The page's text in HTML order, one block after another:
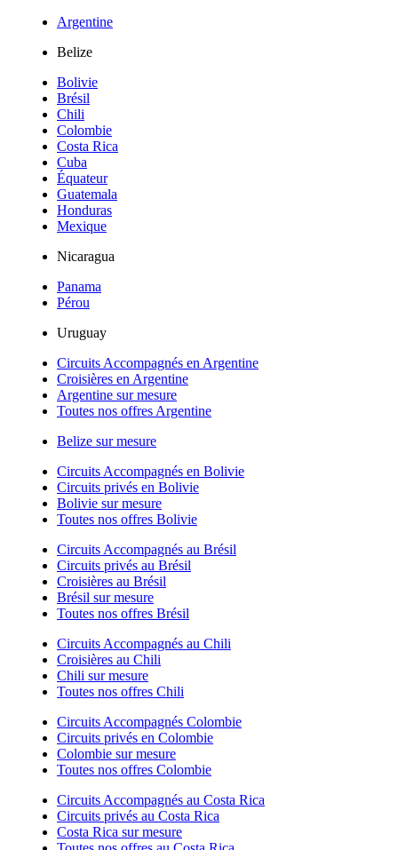
Argentine
Belize
Bolivie
Brésil
Chili
Colombie
Costa Rica
Cuba
Équateur
Guatemala
Honduras
Mexique
Nicaragua
Panama
Pérou
Uruguay
Circuits Accompagnés en Argentine
Croisières en Argentine
Argentine sur mesure
Toutes nos offres Argentine
Belize sur mesure
Circuits Accompagnés en Bolivie
Circuits privés en Bolivie
Bolivie sur mesure
Toutes nos offres Bolivie
Circuits Accompagnés au Brésil
Circuits privés au Brésil
Croisières au Brésil
Brésil sur mesure
Toutes nos offres Brésil
Circuits Accompagnés au Chili
Croisières au Chili
Chili sur mesure
Toutes nos offres Chili
Circuits Accompagnés Colombie
Circuits privés en Colombie
Colombie sur mesure
Toutes nos offres Colombie
Circuits Accompagnés au Costa Rica
Circuits privés au Costa Rica
Costa Rica sur mesure